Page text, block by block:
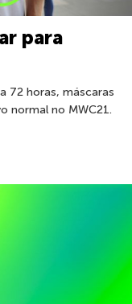
para
72 horas, máscaras
normal no MWC21.